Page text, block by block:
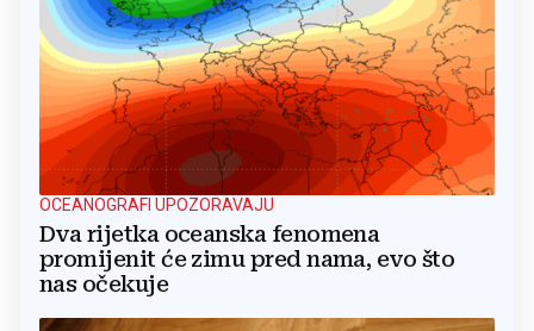
OCEANOGRAFI UPOZORAVAJU
Dva rijetka oceanska fenomena
promijenit će zimu pred nama, evo što
nas očekuje